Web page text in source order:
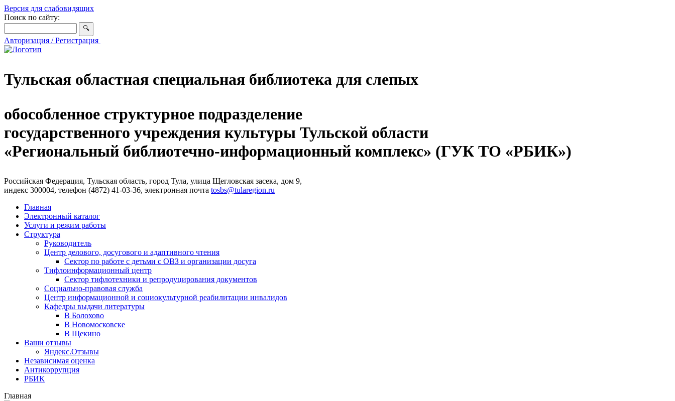
Версия для слабовидящих
Поиск по сайту:
Авторизация / Регистрация
Тульская областная специальная библиотека для слепых
обособленное структурное подразделение
государственного учреждения культуры Тульской области
«Региональный библиотечно-информационный комплекс» (ГУК ТО «РБИК»)
Российская Федерация, Тульская область, город Тула, улица Щегловская засека, дом 9,
индекс 300004, телефон (4872) 41-03-36, электронная почта tosbs@tularegion.ru
Главная
Электронный каталог
Услуги и режим работы
Структура
Руководитель
Центр делового, досугового и адаптивного чтения
Сектор по работе с детьми с ОВЗ и организации досуга
Тифлоинформационный центр
Сектор тифлотехники и репродуцирования документов
Социально-правовая служба
Центр информационной и социокультурной реабилитации инвалидов
Кафедры выдачи литературы
В Болохово
В Новомосковске
В Щекино
Ваши отзывы
Яндекс.Отзывы
Независимая оценка
Антикоррупция
РБИК
Главная